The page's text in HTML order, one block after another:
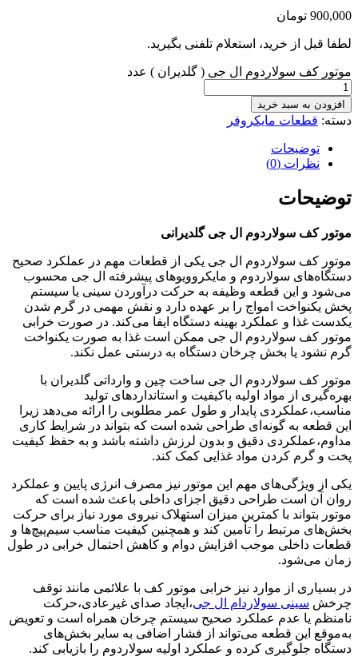
900,000 تومان
لطفا قبل از خرید، استعلام تلفنی بگیرید.
موتور کف سولاردوم ال جی ( گلدیران ) عدد
افزودن به سبد خرید
دسته: قطعات مایکروفر
توضیحات
نظرات (0)
توضیحات
موتور کف سولاردوم ال جی گلدیرانی
موتور کف سولاردوم ال جی یکی از قطعات مهم در عملکرد صحیح
دستگاه‌های سولاردوم و مایکروویوهای پیشرفته ال جی محسوب
می‌شود و این قطعه وظیفه به حرکت درآوردن سینی یا سیستم
پخش یکنواخت امواج را بر عهده دارد و نقش مهمی در گرم شدن
یکدست غذا و عملکرد بهینه دستگاه ایفا می‌کند. در صورت خرابی
موتور کف سولاردوم ال جی ممکن است غذا به صورت یکنواخت
گرم نشود یا بخش چرخان دستگاه به درستی عمل نکند.
موتور کف سولاردوم ال جی ساخت چین و وارداتی گلدیران با
بهره‌گیری از مواد اولیه باکیفیت و استانداردهای تولید
مناسب،عملکردی پایدار و طول عمر مطلوبی را ارائه می‌دهد زیرا
این قطعه به گونه‌ای طراحی شده است که بتواند در شرایط کاری
مداوم،عملکردی دقیق و بدون لرزش داشته باشد و به حفظ کیفیت
پخت و گرم کردن مواد غذایی کمک کند.
یکی از ویژگی‌های مهم این موتور نیز مصرف انرژی پایین و عملکرد
روان آن است طراحی دقیق اجزای داخلی باعث شده است که
موتور بتواند با کمترین میزان استهلاک نیروی مورد نیاز برای حرکت
بخش‌های مرتبط را تأمین کند و همچنین کیفیت مناسب سیم‌پیچ‌ها و
قطعات داخلی موجب افزایش دوام و کاهش احتمال خرابی در طول
زمان می‌شود.
در بسیاری از موارد نیز خرابی موتور کف با علائمی مانند توقف
چرخش سینی سولاردام ال جی،ایجاد صدای غیرعادی،حرکت
نامنظم یا عدم عملکرد صحیح سیستم چرخان همراه است و تعویض
به‌موقع این قطعه می‌تواند از فشار اضافی به سایر بخش‌های
دستگاه جلوگیری کرده و عملکرد اولیه سولاردوم را بازیابی کند.